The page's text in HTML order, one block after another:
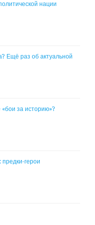
нации
Ещё раз об актуальной
за историю»?
предки-герои